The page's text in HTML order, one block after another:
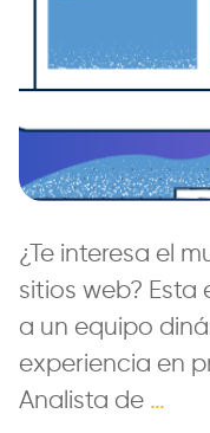
¿Te interesa el
sitios web?
a un equipo
experiencia en
Analista de …